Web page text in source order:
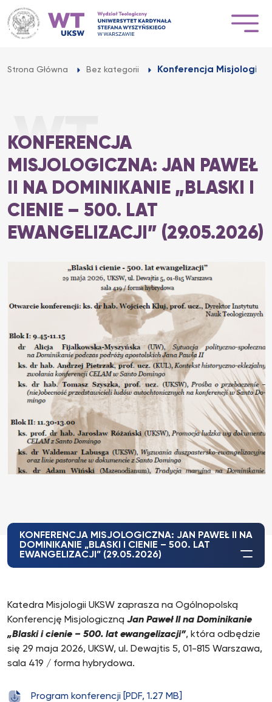
Przejdź
do
treści
Strona Główna Bez kategorii Konferencja
KONFERENCJA
MISJOLOGICZNA: JAN PAWEŁ
II NA DOMINIKANIE „BLASKI I
CIENIE – 500. LAT
EWANGELIZACJI” (29.05.2026)
KONFERENCJA MISJOLOGICZNA: JAN PAWEŁ II NA
DOMINIKANIE „BLASKI I CIENIE – 500. LAT
EWANGELIZACJI” (29.05.2026)
Katedra Misjologii UKSW zaprasza na Ogólnopolską
Konferencję Misjologiczną Jan Paweł II na Dominikanie
„Blaski i cienie – 500. lat ewangelizacji”, która odbędzie
się 29 maja 2026, UKSW, ul. Dewajtis 5, 01-815 Warszawa,
sala 419 / forma hybrydowa.
Program konferencji [PDF, 1.27 MB]